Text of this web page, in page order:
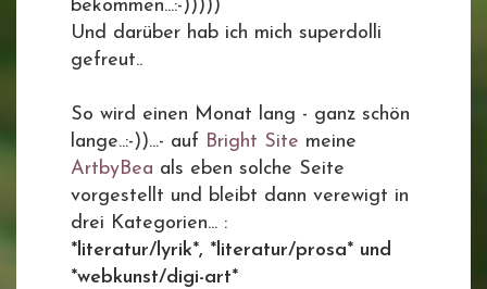
bekommen...:-)))))
Und darüber hab ich mich superdolli
gefreut..
So wird einen Monat lang - ganz schön
lange..:-))...- auf Bright Site meine
ArtbyBea als eben solche Seite
vorgestellt und bleibt dann verewigt in
drei Kategorien... :
*literatur/lyrik*, *literatur/prosa* und
*webkunst/digi-art*